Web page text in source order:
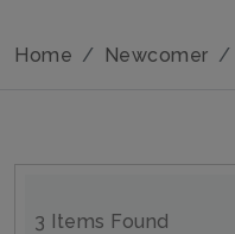
Home Newcomer
3 Items Found